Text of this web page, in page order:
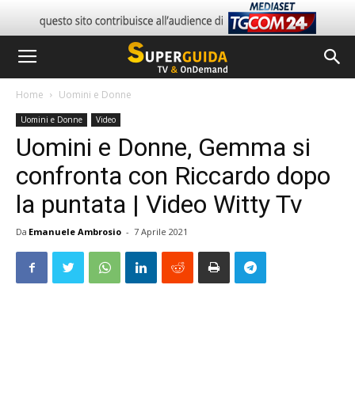
Home Uomini e Donne
Uomini e Donne Video
Uomini e Donne, Gemma si
confronta con Riccardo dopo
la puntata | Video Witty Tv
Da Emanuele Ambrosio - 7 Aprile 2021